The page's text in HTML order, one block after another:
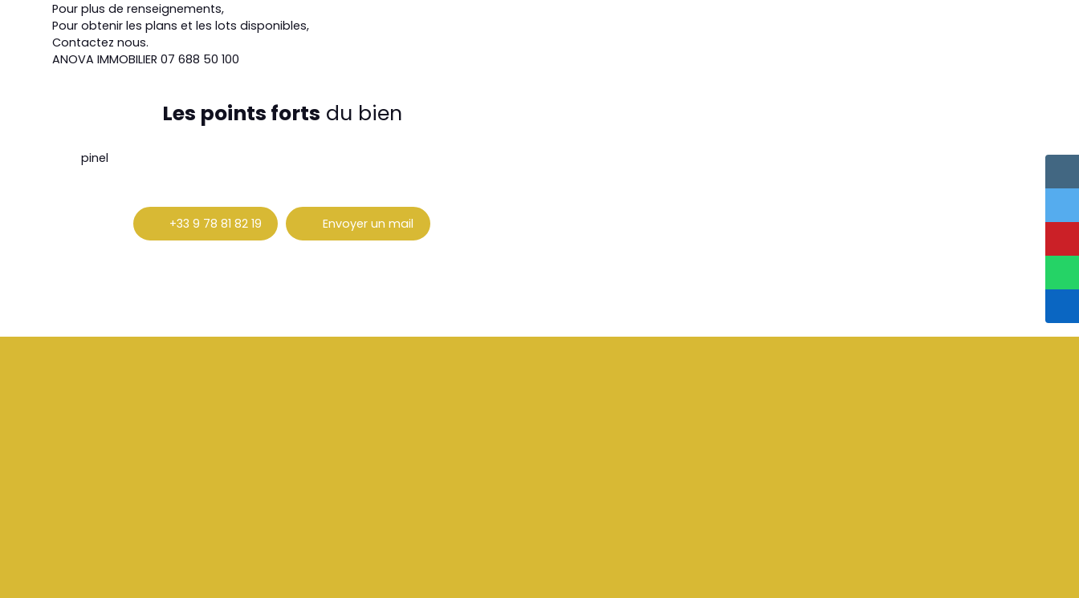
Pour plus de renseignements,
Pour obtenir les plans et les lots disponibles,
Contactez nous.
ANOVA IMMOBILIER 07 688 50 100
Les points forts du bien
pinel
+33 9 78 81 82 19 Envoyer un mail